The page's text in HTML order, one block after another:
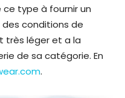
ce type à fournir un
conditions de
très léger et a la
de sa catégorie. En
.